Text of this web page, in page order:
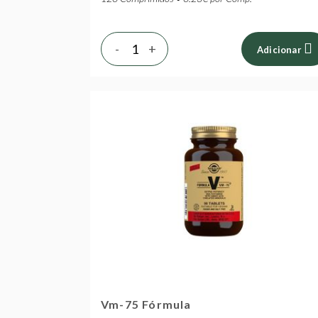
+
- Adicionar
Vm-75 Fórmula